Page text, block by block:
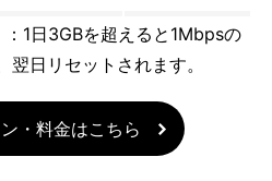
1日3GBを超えると1Mbpsの
日リセットされます。
・料金はこちら